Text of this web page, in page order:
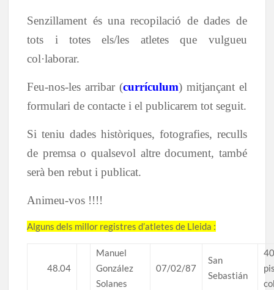
Senzillament és una recopilació de dades de
tots i totes els/les atletes que vulgueu
col·laborar.
Feu-nos-les arribar (currículum) mitjançant el
formulari de contacte i el publicarem tot seguit.
Si teniu dades històriques, fotografies, reculls
de premsa o qualsevol altre document, també
serà ben rebut i publicat.
Animeu-vos !!!!
Alguns dels millor registres d’atletes de Lleida :
48.04
Manuel
González
Solanes
07/02/87
San
Sebastián